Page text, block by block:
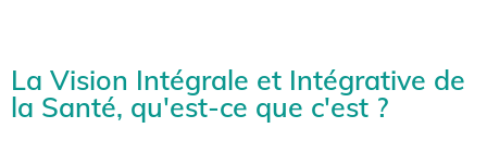
La Vision Intégrale et Intégrative de
la Santé, qu'est-ce que c'est ?